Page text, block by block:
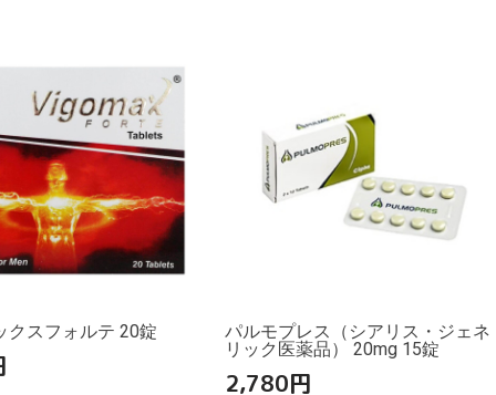
クスフォルテ 20錠
パルモプレス（シアリス・ジェネ
リック医薬品） 20mg 15錠
2,780円